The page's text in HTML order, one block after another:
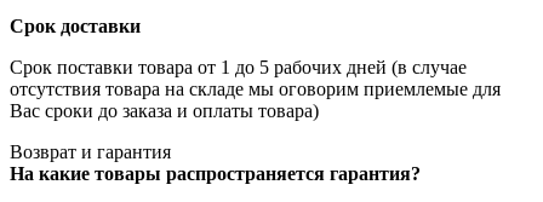
Срок доставки
Срок поставки товара от 1 до 5 рабочих дней (в случае
отсутствия товара на складе мы оговорим приемлемые для
Вас сроки до заказа и оплаты товара)
Возврат и гарантия
На какие товары распространяется гарантия?